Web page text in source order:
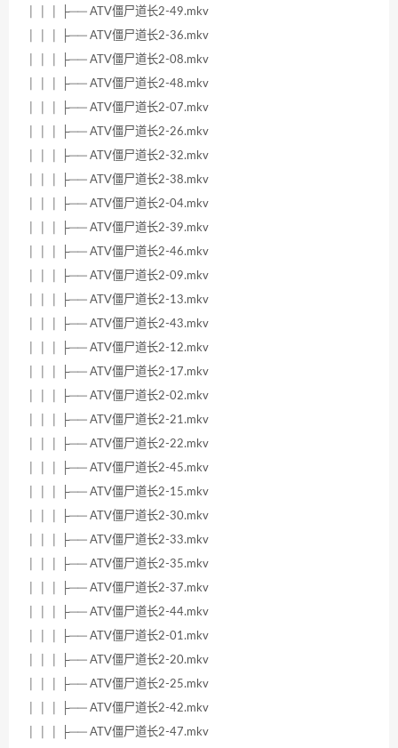
│ │ │ ├── ATV僵尸道长2-49.mkv
│ │ │ ├── ATV僵尸道长2-36.mkv
│ │ │ ├── ATV僵尸道长2-08.mkv
│ │ │ ├── ATV僵尸道长2-48.mkv
│ │ │ ├── ATV僵尸道长2-07.mkv
│ │ │ ├── ATV僵尸道长2-26.mkv
│ │ │ ├── ATV僵尸道长2-32.mkv
│ │ │ ├── ATV僵尸道长2-38.mkv
│ │ │ ├── ATV僵尸道长2-04.mkv
│ │ │ ├── ATV僵尸道长2-39.mkv
│ │ │ ├── ATV僵尸道长2-46.mkv
│ │ │ ├── ATV僵尸道长2-09.mkv
│ │ │ ├── ATV僵尸道长2-13.mkv
│ │ │ ├── ATV僵尸道长2-43.mkv
│ │ │ ├── ATV僵尸道长2-12.mkv
│ │ │ ├── ATV僵尸道长2-17.mkv
│ │ │ ├── ATV僵尸道长2-02.mkv
│ │ │ ├── ATV僵尸道长2-21.mkv
│ │ │ ├── ATV僵尸道长2-22.mkv
│ │ │ ├── ATV僵尸道长2-45.mkv
│ │ │ ├── ATV僵尸道长2-15.mkv
│ │ │ ├── ATV僵尸道长2-30.mkv
│ │ │ ├── ATV僵尸道长2-33.mkv
│ │ │ ├── ATV僵尸道长2-35.mkv
│ │ │ ├── ATV僵尸道长2-37.mkv
│ │ │ ├── ATV僵尸道长2-44.mkv
│ │ │ ├── ATV僵尸道长2-01.mkv
│ │ │ ├── ATV僵尸道长2-20.mkv
│ │ │ ├── ATV僵尸道长2-25.mkv
│ │ │ ├── ATV僵尸道长2-42.mkv
│ │ │ ├── ATV僵尸道长2-47.mkv